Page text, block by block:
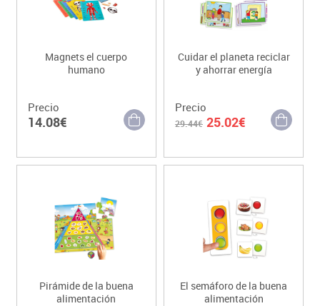
Magnets el cuerpo
humano
Precio
14.08€
Cuidar el planeta reciclar
y ahorrar energía
Precio
29.44€ 25.02€
Pirámide de la buena
alimentación
El semáforo de la buena
alimentación